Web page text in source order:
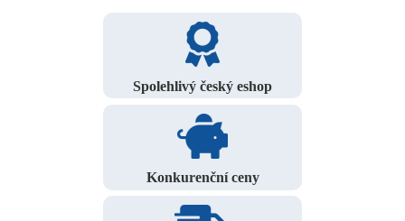
Spolehlivý český eshop
Konkurenční ceny